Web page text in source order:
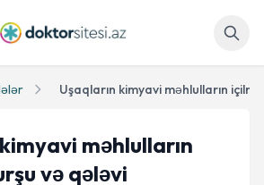
məhlulların
və qələvi